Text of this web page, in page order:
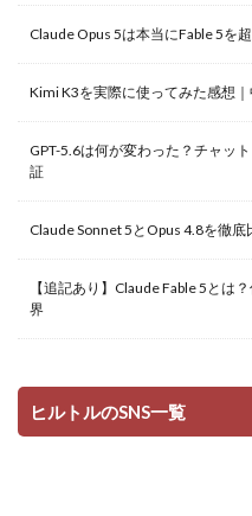
Claude Opus 5は本当にFable 5を
Kimi K3を実際に使ってみた感想
GPT-5.6は何が変わった？チャッ
証
Claude Sonnet 5とOpus 4.8を徹
【追記あり】Claude Fable 5とは
界
ヒルトルのSNS一覧